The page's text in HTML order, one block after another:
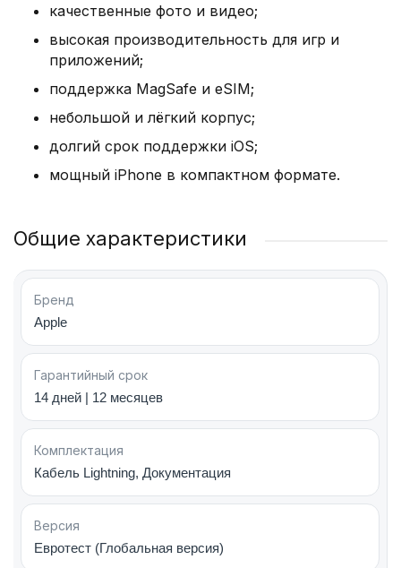
беспроводной зарядки.
Мини–флагман усовершенствованной линейки
«яблочных» смартфонов производительный и
быстрый, благодаря новому поколению
микропроцессоров A15 Bionic, 6 Гб ОЗУ, частоте
обновления 120 Гц. Айфон 13 Мини с
«фишками», улучшенной функциональностью
без дозарядки при интернет–серфинге,
просмотре видео на 15 – 20 часов.
Сейчас же на рынке доступен iPhone Air —
легкий и компактный смартфон с современным
дизайном и улучшенной камерой, который
отлично подходит для повседневного
использования.
Технические характеристики Apple iPhone 13
Mini
Линейка обновленных гаджетов отличается
цветовым оформлением, которое выбирают,
исходя из собственных предпочтений. Этот
параметр не влияет на стоимость, цена iPhone
качественные фото и видео;
высокая производительность для игр и
приложений;
поддержка MagSafe и eSIM;
небольшой и лёгкий корпус;
долгий срок поддержки iOS;
мощный iPhone в компактном формате.
Общие характеристики
Бренд
Apple
Гарантийный срок
14 дней | 12 месяцев
Комплектация
Кабель Lightning, Документация
Версия
Евротест (Глобальная версия)